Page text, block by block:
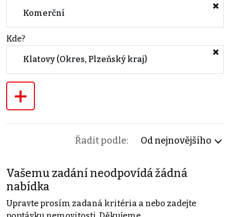
Komerční
Kde?
Klatovy (Okres, Plzeňský kraj)
+
Řadit podle: Od nejnovějšího
Vašemu zadání neodpovídá žádná
nabídka
Upravte prosím zadaná kritéria a nebo zadejte